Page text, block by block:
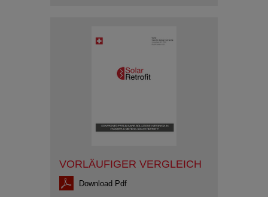
VORLÄUFIGER VERGLEICH
Download Pdf